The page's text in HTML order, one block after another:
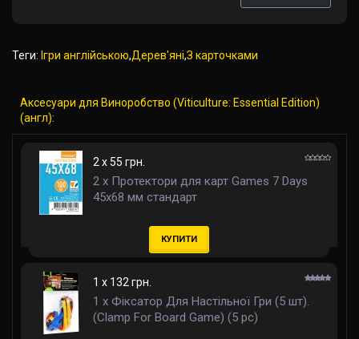
Теги: Ігри англійською,Дерев'яні,З карточками
Аксесуари для Виноробство (Viticulture: Essential Edition)
(англ):
2 x 55 грн.
2 x Протектори для карт Games 7 Days
45x68 мм стандарт
КУПИТИ
1 x 132 грн.
1 x Фіксатор Для Настільної Гри (5 шт).
(Clamp For Board Game) (5 pc)